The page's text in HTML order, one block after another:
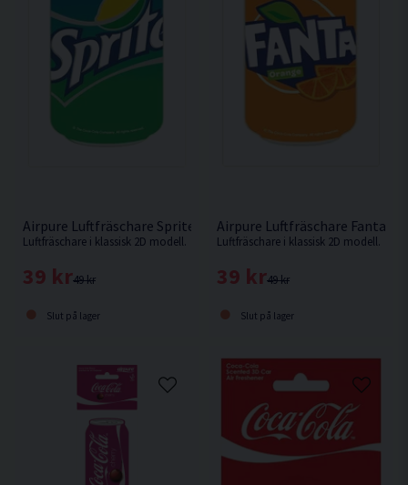
Airpure Luftfräschare Sprite 2D
Luftfräschare i klassisk 2D modell.
49 kr
39 kr
Slut på lager
Airpure Luftfräschare Fanta 2D
Luftfräschare i klassisk 2D modell.
49 kr
39 kr
Slut på lager